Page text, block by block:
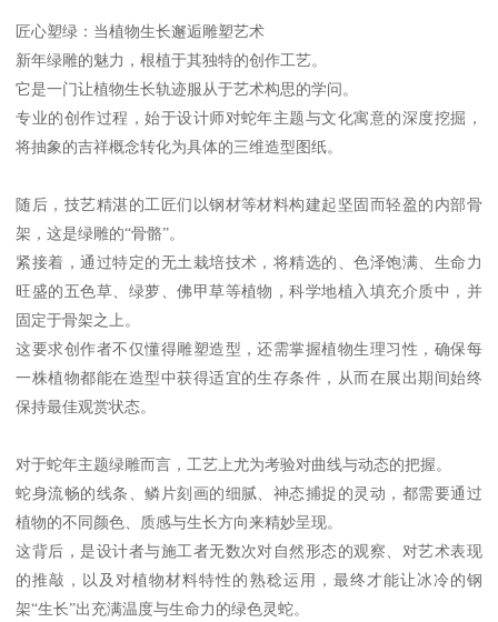
匠心塑绿：当植物生长邂逅雕塑艺术
新年绿雕的魅力，根植于其独特的创作工艺。
它是一门让植物生长轨迹服从于艺术构思的学问。
专业的创作过程，始于设计师对蛇年主题与文化寓意的深度挖掘，
将抽象的吉祥概念转化为具体的三维造型图纸。
随后，技艺精湛的工匠们以钢材等材料构建起坚固而轻盈的内部骨
架，这是绿雕的“骨骼”。
紧接着，通过特定的无土栽培技术，将精选的、色泽饱满、生命力
旺盛的五色草、绿萝、佛甲草等植物，科学地植入填充介质中，并
固定于骨架之上。
这要求创作者不仅懂得雕塑造型，还需掌握植物生理习性，确保每
一株植物都能在造型中获得适宜的生存条件，从而在展出期间始终
保持最佳观赏状态。
对于蛇年主题绿雕而言，工艺上尤为考验对曲线与动态的把握。
蛇身流畅的线条、鳞片刻画的细腻、神态捕捉的灵动，都需要通过
植物的不同颜色、质感与生长方向来精妙呈现。
这背后，是设计者与施工者无数次对自然形态的观察、对艺术表现
的推敲，以及对植物材料特性的熟稔运用，最终才能让冰冷的钢
架“生长”出充满温度与生命力的绿色灵蛇。